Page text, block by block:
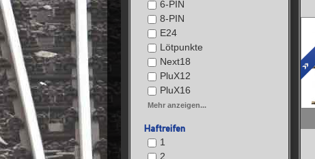
6-PIN
8-PIN
E24
Lötpunkte
Next18
PluX12
PluX16
Mehr anzeigen...
Haftreifen
1
2